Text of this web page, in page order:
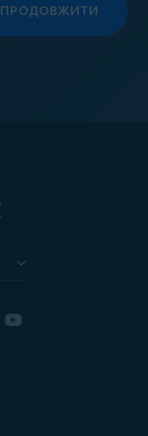
ПРОДОВЖИТИ